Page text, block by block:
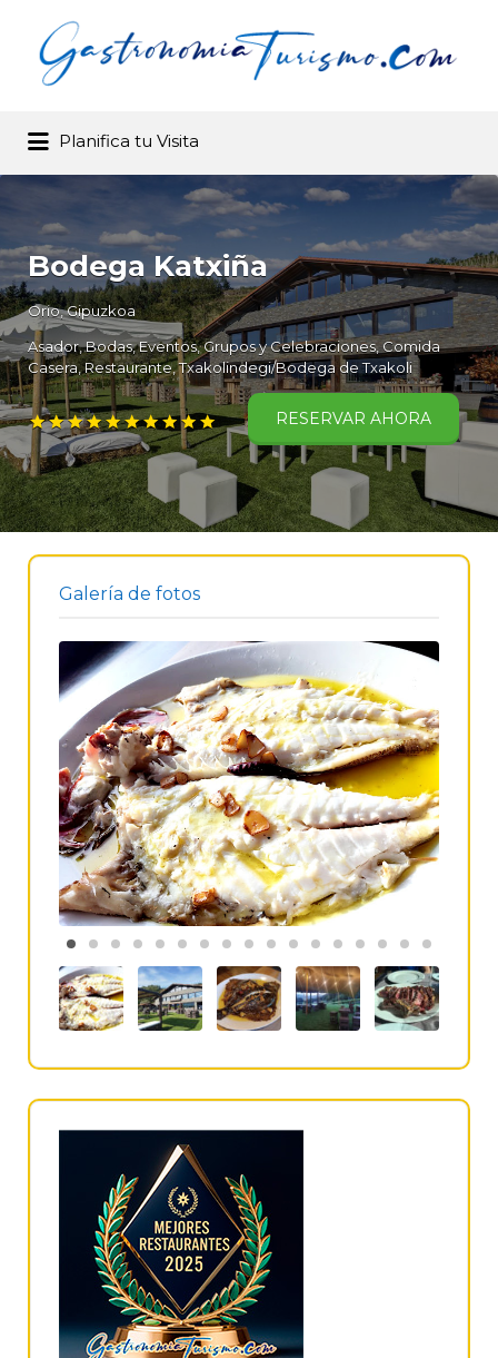
Buscador de restaurantes
Buscar por:
Planifica tu Visita
Bodega Katxiña
Orio,Gipuzkoa
Asador Bodas, Eventos, Grupos y Celebraciones Comida
Casera Restaurante Txakolindegi/Bodega de Txakoli
RESERVAR AHORA
Galería de fotos